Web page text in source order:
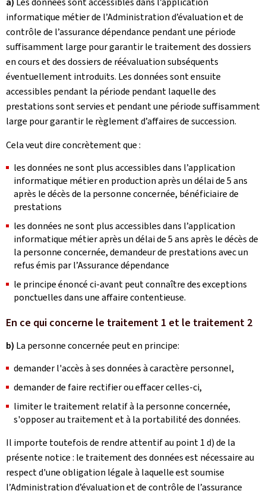
informatique métier de l’Administration d’évaluation et de
contrôle de l’assurance dépendance pendant une période
suffisamment large pour garantir le traitement des dossiers
en cours et des dossiers de réévaluation subséquents
éventuellement introduits. Les données sont ensuite
accessibles pendant la période pendant laquelle des
prestations sont servies et pendant une période suffisamment
large pour garantir le règlement d’affaires de succession.
Cela veut dire concrètement que :
les données ne sont plus accessibles dans l’application
informatique métier en production après un délai de 5 ans
après le décès de la personne concernée, bénéficiaire de
prestations
les données ne sont plus accessibles dans l’application
informatique métier après un délai de 5 ans après le décès de
la personne concernée, demandeur de prestations avec un
refus émis par l’Assurance dépendance
le principe énoncé ci-avant peut connaître des exceptions
ponctuelles dans une affaire contentieuse.
En ce qui concerne le traitement 1 et le traitement 2
b) La personne concernée peut en principe:
demander l'accès à ses données à caractère personnel,
demander de faire rectifier ou effacer celles-ci,
limiter le traitement relatif à la personne concernée,
s'opposer au traitement et à la portabilité des données.
Il importe toutefois de rendre attentif au point 1 d) de la
présente notice : le traitement des données est nécessaire au
respect d'une obligation légale à laquelle est soumise
l’Administration d’évaluation et de contrôle de l’assurance